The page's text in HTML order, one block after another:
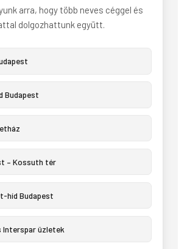
arra, hogy több neves céggel és
dolgozhattunk együtt.
Budapest
– Kossuth tér
híd Budapest
Interspar üzletek